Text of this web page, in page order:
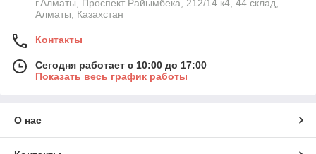
г.Алматы, Проспект Райымбека, 212/14 к4, 44 склад,
Алматы, Казахстан
Контакты
Сегодня работает с 10:00 до 17:00
Показать весь график работы
О нас